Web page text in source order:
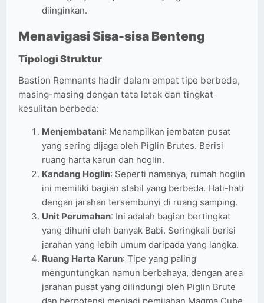
diinginkan.
Menavigasi Sisa-sisa Benteng
Tipologi Struktur
Bastion Remnants hadir dalam empat tipe berbeda,
masing-masing dengan tata letak dan tingkat
kesulitan berbeda:
Menjembatani: Menampilkan jembatan pusat
yang sering dijaga oleh Piglin Brutes. Berisi
ruang harta karun dan hoglin.
Kandang Hoglin: Seperti namanya, rumah hoglin
ini memiliki bagian stabil yang berbeda. Hati-hati
dengan jarahan tersembunyi di ruang samping.
Unit Perumahan: Ini adalah bagian bertingkat
yang dihuni oleh banyak Babi. Seringkali berisi
jarahan yang lebih umum daripada yang langka.
Ruang Harta Karun: Tipe yang paling
menguntungkan namun berbahaya, dengan area
jarahan pusat yang dilindungi oleh Piglin Brute